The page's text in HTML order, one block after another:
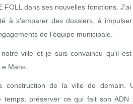
dans ses nouvelles fonctions. J’ai
à s’emparer des dossiers, à
de l’équipe municipale.
ville et je suis convaincu qu’il
Mans.
de la ville de demain.
préserver ce qui fait son ADN